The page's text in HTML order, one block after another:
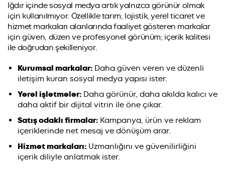
Iğdır içinde sosyal medya artık yalnızca görünür olmak
için kullanılmıyor. Özellikle tarım, lojistik, yerel ticaret ve
hizmet markaları alanlarında faaliyet gösteren markalar
için güven, düzen ve profesyonel görünüm; içerik kalitesi
ile doğrudan şekilleniyor.
Kurumsal markalar: Daha güven veren ve düzenli
iletişim kuran sosyal medya yapısı ister.
Yerel işletmeler: Daha görünür, daha akılda kalıcı ve
daha aktif bir dijital vitrin ile öne çıkar.
Satış odaklı firmalar: Kampanya, ürün ve reklam
içeriklerinde net mesaj ve dönüşüm arar.
Hizmet markaları: Uzmanlığını ve güvenilirliğini
içerik diliyle anlatmak ister.